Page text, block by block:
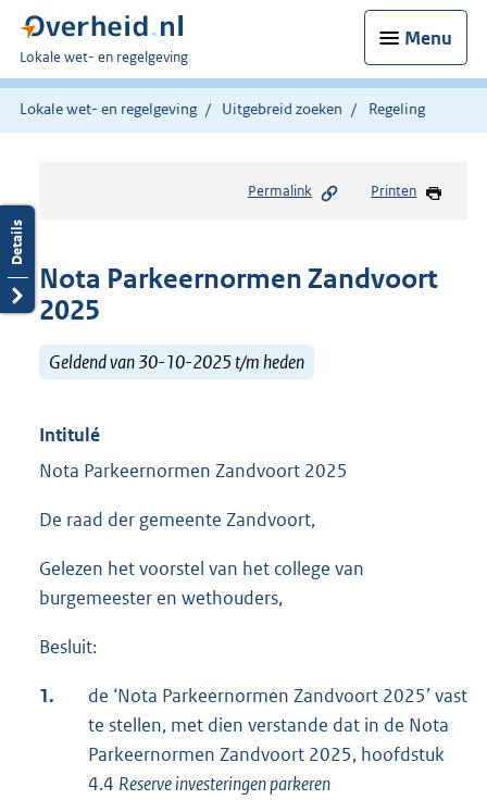
Menu
U
bent
hier:
Lokale wet- en regelgeving
Lokale wet- en regelgeving Uitgebreid zoeken Regeling
Permalink Printen
Nota Parkeernormen Zandvoort
2025
Geldend van 30-10-2025 t/m heden
Intitulé
Nota Parkeernormen Zandvoort 2025
De raad der gemeente Zandvoort,
Gelezen het voorstel van het college van
burgemeester en wethouders,
Besluit:
1.
de ‘Nota Parkeernormen Zandvoort 2025’ vast
te stellen, met dien verstande dat in de Nota
Parkeernormen Zandvoort 2025, hoofdstuk
4.4 Reserve investeringen parkeren